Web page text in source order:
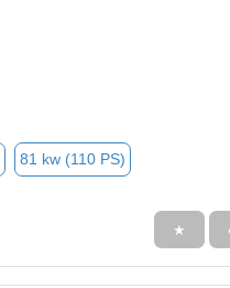
81 kw (110 PS)
★